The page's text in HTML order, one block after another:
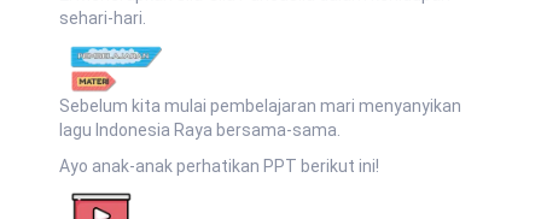
sehari-hari.
Sebelum kita mulai pembelajaran mari menyanyikan
lagu Indonesia Raya bersama-sama.
Ayo anak-anak perhatikan PPT berikut ini!